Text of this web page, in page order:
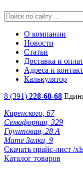
О компании
Новости
Статьи
Доставка и
Адреса и
Калькулятор
8 (391) 228-68-68
Киренского, 67
Семафорная, 329
Грунтовая, 28 А
Мате Залки, 9
Скачать прайс-лист /
Каталог товаров